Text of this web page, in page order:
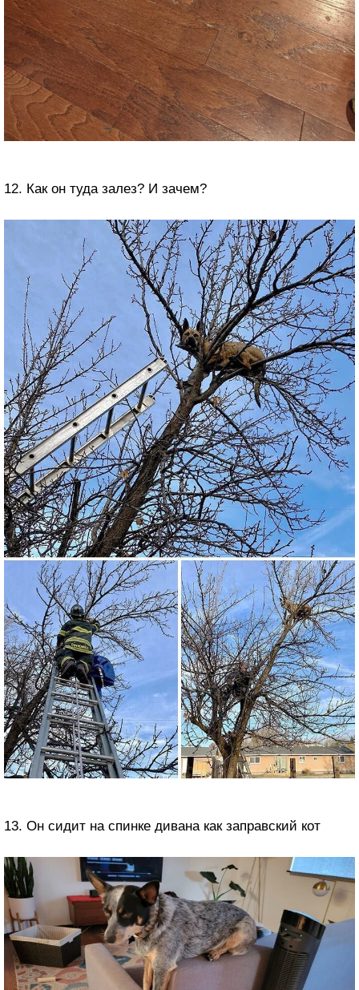
12. Как он туда залез? И зачем?
13. Он сидит на спинке дивана как заправский кот